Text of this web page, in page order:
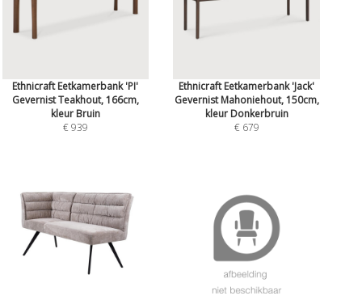
Ethnicraft Eetkamerbank 'PI'
Gevernist Teakhout, 166cm,
kleur Bruin
€ 939
Ethnicraft Eetkamerbank 'Jack'
Gevernist Mahoniehout, 150cm,
kleur Donkerbruin
€ 679